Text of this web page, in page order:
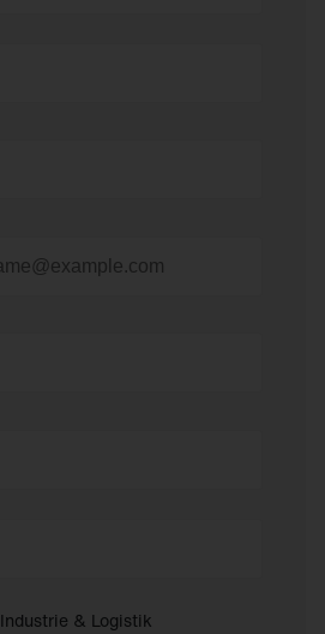
Industrie & Logistik